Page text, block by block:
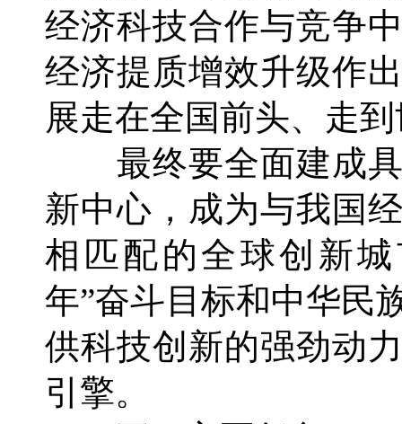
经济科技合作与竞争
经济提质增效升级作
展走在全国前头、走
最终要全面建成具
新中心，成为与我国
相匹配的全球创新
年”奋斗目标和中华民
供科技创新的强劲动
引擎。